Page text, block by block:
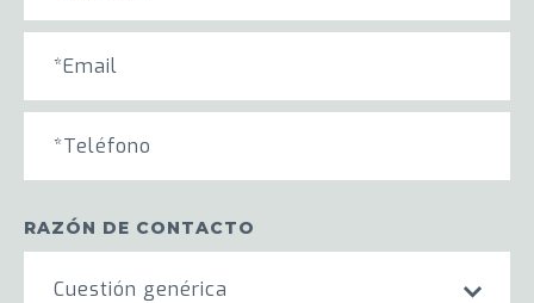
RAZÓN DE CONTACTO
Cuestión genérica